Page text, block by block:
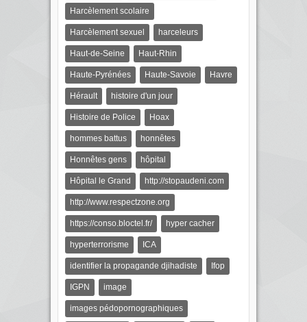
Harcèlement scolaire
Harcèlement sexuel harceleurs
Haut-de-Seine Haut-Rhin
Haute-Pyrénées Haute-Savoie Havre
Hérault histoire d'un jour
Histoire de Police Hoax
hommes battus honnêtes
Honnêtes gens hôpital
Hôpital le Grand http://stopaudeni.com
http://www.respectzone.org
https://conso.bloctel.fr/ hyper cacher
hyperterrorisme ICA
identifier la propagande djihadiste Ifop
IGPN image
images pédopornographiques